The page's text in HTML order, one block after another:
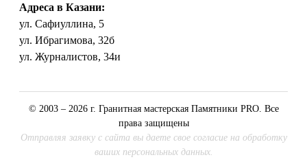
Адреса в Казани:
ул. Сафиуллина, 5
ул. Ибрагимова, 32б
ул. Журналистов, 34и
© 2003 – 2026 г. Гранитная мастерская Памятники PRO. Все
права защищены
Отправляя заявку с сайта вы даете свое согласие на обработку
ваших персональных данных.